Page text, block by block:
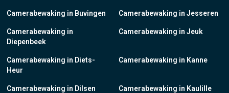
Camerabewaking in Buvingen
Camerabewaking in
Diepenbeek
Camerabewaking in Diets-
Heur
Camerabewaking in Dilsen
Camerabewaking in Jesseren
Camerabewaking in Jeuk
Camerabewaking in Kanne
Camerabewaking in Kaulille